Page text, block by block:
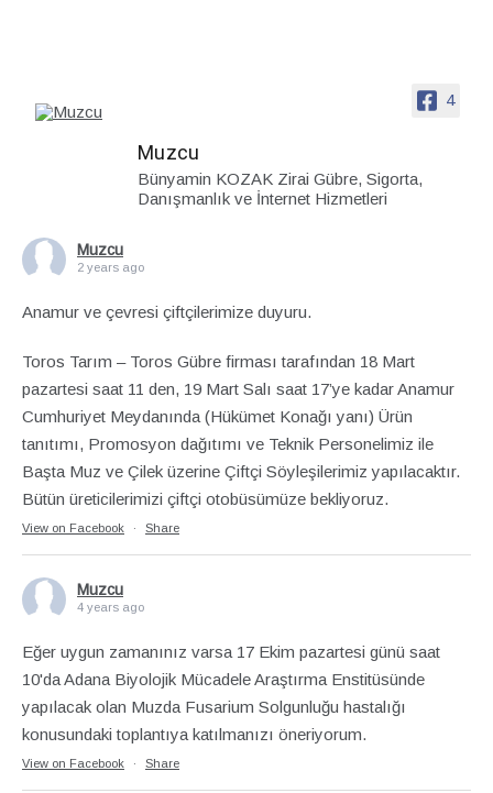
4
Muzcu
Bünyamin KOZAK Zirai Gübre, Sigorta,
Danışmanlık ve İnternet Hizmetleri
Muzcu
2 years ago
Anamur ve çevresi çiftçilerimize duyuru.
Toros Tarım – Toros Gübre firması tarafından 18 Mart
pazartesi saat 11 den, 19 Mart Salı saat 17’ye kadar Anamur
Cumhuriyet Meydanında (Hükümet Konağı yanı) Ürün
tanıtımı, Promosyon dağıtımı ve Teknik Personelimiz ile
Başta Muz ve Çilek üzerine Çiftçi Söyleşilerimiz yapılacaktır.
Bütün üreticilerimizi çiftçi otobüsümüze bekliyoruz.
View on Facebook · Share
Muzcu
4 years ago
Eğer uygun zamanınız varsa 17 Ekim pazartesi günü saat
10'da Adana Biyolojik Mücadele Araştırma Enstitüsünde
yapılacak olan Muzda Fusarium Solgunluğu hastalığı
konusundaki toplantıya katılmanızı öneriyorum.
View on Facebook · Share